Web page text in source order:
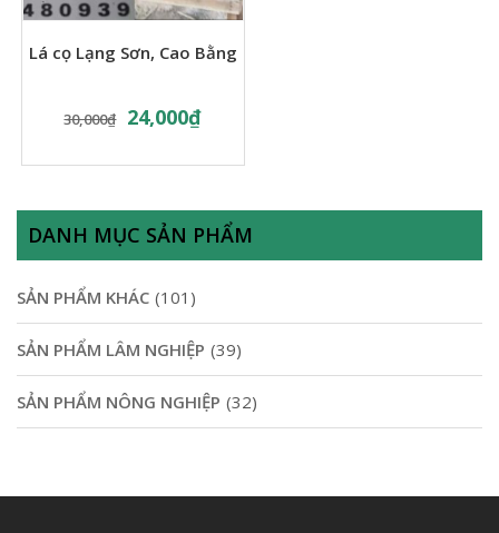
Lá cọ Lạng Sơn, Cao Bằng
30,000₫ 24,000₫
DANH MỤC SẢN PHẨM
SẢN PHẨM KHÁC (101)
SẢN PHẨM LÂM NGHIỆP (39)
SẢN PHẨM NÔNG NGHIỆP (32)